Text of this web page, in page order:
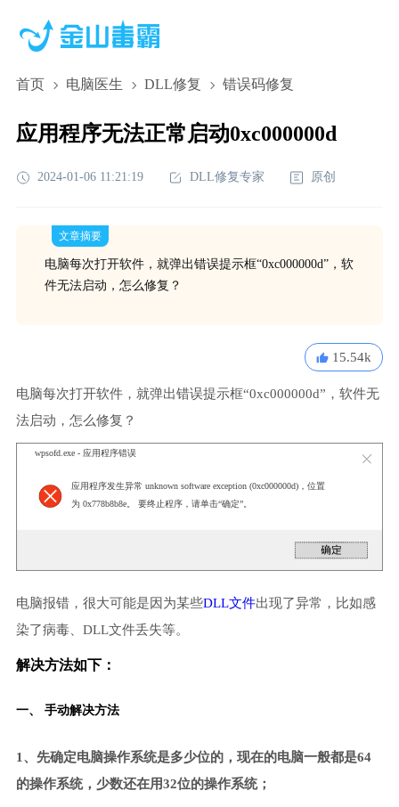
首页 电脑医生 DLL修复 错误码修复
应用程序无法正常启动0xc000000d
2024-01-06 11:21:19 DLL修复专家 原创
文章摘要
电脑每次打开软件，就弹出错误提示框“0xc000000d”，软
件无法启动，怎么修复？
15.54k
电脑每次打开软件，就弹出错误提示框“0xc000000d”，软件无
法启动，怎么修复？
wpsofd.exe - 应用程序错误
应用程序发生异常 unknown software exception (0xc000000d)，位置
为 0x778b8b8e。 要终止程序，请单击“确定”。
电脑报错，很大可能是因为某些DLL文件出现了异常，比如感
染了病毒、DLL文件丢失等。
解决方法如下：
一、 手动解决方法
1、先确定电脑操作系统是多少位的，现在的电脑一般都是64
的操作系统，少数还在用32位的操作系统；